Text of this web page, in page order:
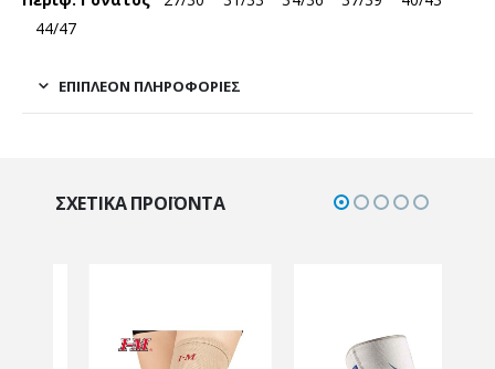
44/47
ΕΠΙΠΛΈΟΝ ΠΛΗΡΟΦΟΡΊΕΣ
ΣΧΕΤΙΚΆ ΠΡΟΪΌΝΤΑ